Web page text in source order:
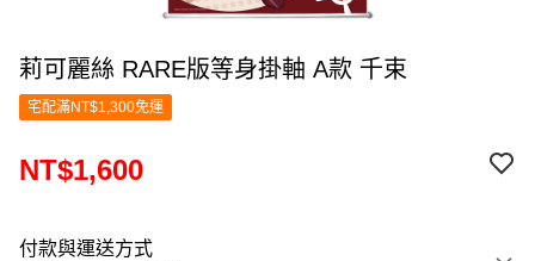
莉可麗絲 RARE版等身掛軸 A款 千束
宅配滿NT$1,300免運
NT$1,600
付款與運送方式